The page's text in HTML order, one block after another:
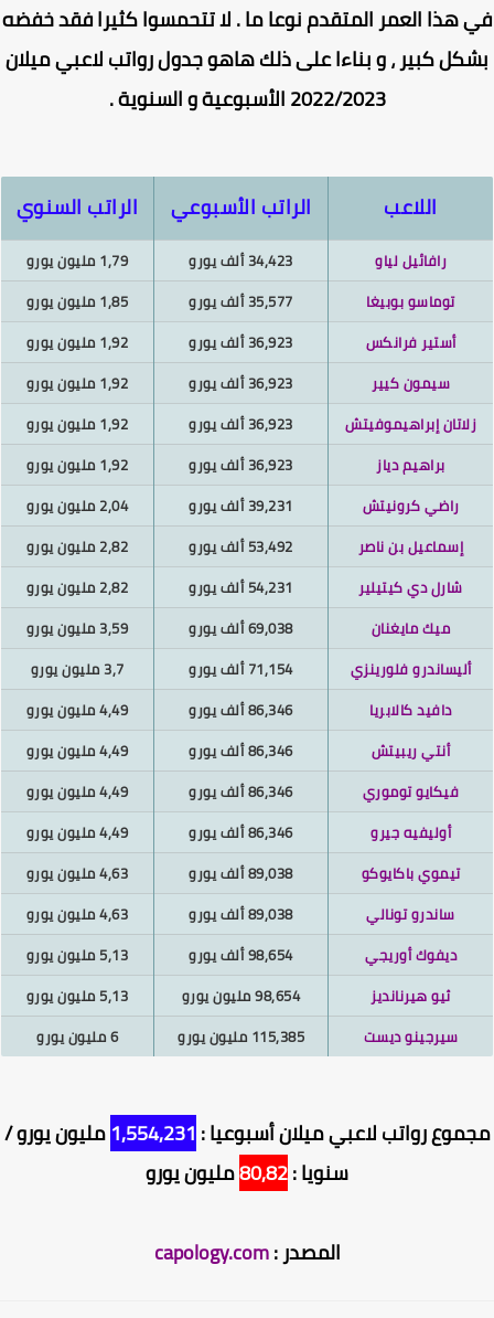
هذا العمر المتقدم نوعا ما . لا تتحمسوا كثيرا فقد خفضه
كبير ، و بناءا على ذلك هاهو جدول رواتب لاعبي ميلان
2022/2023 الأسبوعية و السنوية .
اللاعب الراتب الأسبوعي الراتب السنوي
رافائيل لياو 34,423 ألف يورو
1,79 مليون يورو
توماسو بوبيغا
35,577 ألف يورو
1,85 مليون يورو
أستير فرانكس
36,923 ألف يورو
1,92 مليون يورو
سيمون كيير
36,923 ألف يورو
1,92 مليون يورو
إبراهيموفيتش
36,923 ألف يورو
1,92 مليون يورو
براهيم دياز
36,923 ألف يورو
1,92 مليون يورو
راضي كرونيتش
39,231 ألف يورو
2,04 مليون يورو
إسماعيل بن ناصر
53,492 ألف يورو
2,82 مليون يورو
شارل دي كيتيلير
54,231 ألف يورو
2,82 مليون يورو
ميك مايغنان
69,038 ألف يورو
3,59 مليون يورو
أليساندرو فلورينزي
71,154 ألف يورو
دافيد كالابريا
86,346 ألف يورو
4,49 مليون يورو
أنتي ريبيتش
86,346 ألف يورو
4,49 مليون يورو
فيكايو توموري
86,346 ألف يورو
4,49 مليون يورو
أوليفيه جيرو
86,346 ألف يورو
4,49 مليون يورو
تيموي باكايوكو
89,038 ألف يورو
4,63 مليون يورو
ساندرو تونالي
89,038 ألف يورو
4,63 مليون يورو
ديفوك أوريجي
98,654 ألف يورو
5,13 مليون يورو
ثيو هيرنانديز
98,654 مليون يورو
5,13 مليون يورو
سيرجينو ديست
115,385 مليون يورو
رواتب لاعبي ميلان أسبوعيا :1,554,231مليون يورو /
سنويا :80,82مليون يورو
المصدر :capology.com